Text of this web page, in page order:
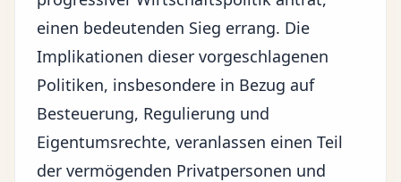
einen bedeutenden Sieg errang. Die
Implikationen dieser vorgeschlagenen
Politiken, insbesondere in Bezug auf
Besteuerung, Regulierung und
Eigentumsrechte, veranlassen einen Teil
der vermögenden Privatpersonen und